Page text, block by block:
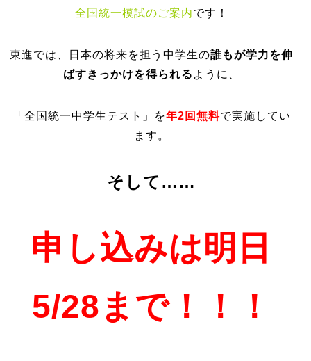
全国統一模試のご案内です！
東進では、日本の将来を担う中学生の誰もが学力を伸
ばすきっかけを得られる ように、
「全国統一中学生テスト」を年2回無料で実施してい
ます。
そして……
申し込みは明日
5/28まで！！！